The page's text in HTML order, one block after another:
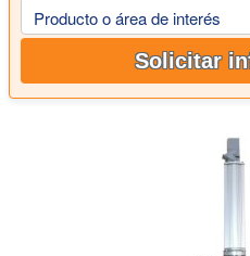
Producto o área de interés
Solicitar